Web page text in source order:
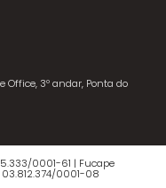
Office, 3º andar, Ponta do
0001-61 | Fucape
0001-08